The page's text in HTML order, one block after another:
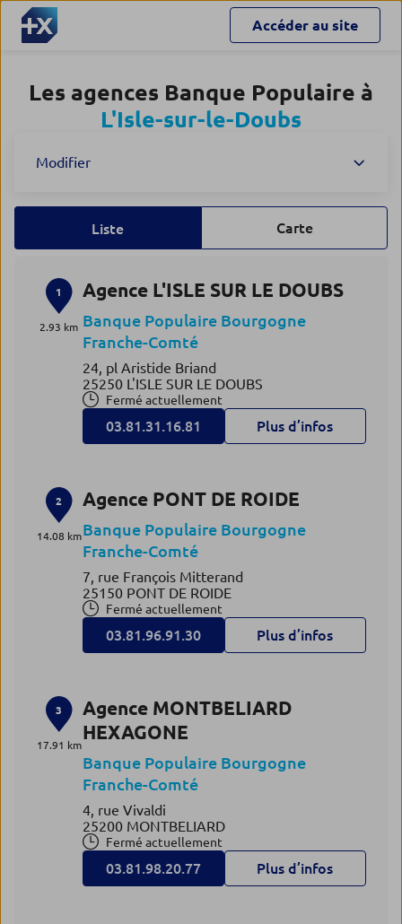
Accéder au site
Les agences Banque Populaire à
L'Isle-sur-le-Doubs
Modifier
Liste Carte
1
2.93 km
Agence L'ISLE SUR LE DOUBS
Banque Populaire Bourgogne
Franche-Comté
24, pl Aristide Briand
25250 L'ISLE SUR LE DOUBS
Fermé actuellement
03.81.31.16.81 Plus d’infos
2
14.08 km
Agence PONT DE ROIDE
Banque Populaire Bourgogne
Franche-Comté
7, rue François Mitterand
25150 PONT DE ROIDE
Fermé actuellement
03.81.96.91.30 Plus d’infos
3
17.91 km
Agence MONTBELIARD
HEXAGONE
Banque Populaire Bourgogne
Franche-Comté
4, rue Vivaldi
25200 MONTBELIARD
Fermé actuellement
03.81.98.20.77 Plus d’infos